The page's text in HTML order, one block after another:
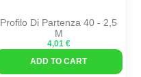
Profilo Di Partenza 40 - 2,5
M
4,01 €
ADD TO CART